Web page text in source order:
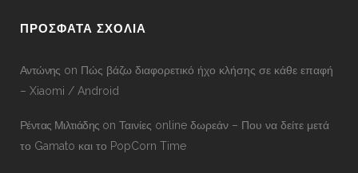
ΠΡΟΣΦΑΤΑ ΣΧΟΛΙΑ
Αντώνης on Πώς βάζω διαφορετικό ήχο κλήσης σε κάθε επαφή
– Xiaomi / Android
Ρέντας Μιλτιάδης onΤαινίες online δωρεάν – Που να δείτε μετά
το Gamato και το PopCorn Time